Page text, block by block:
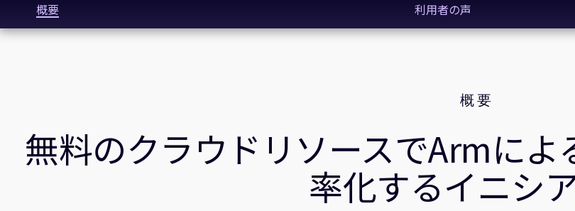
概要 利用者の声
概要
無料のクラウドリソースでArmに
率化するイニシ